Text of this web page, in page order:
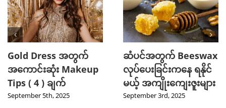
Gold Dress အတွက်
အကောင်းဆုံး Makeup
Tips ( 4 ) ချက်
September 5th, 2025
ဆံပင်အတွက် Beeswax
လုပ်ပေးခြင်းကနေ ရနိုင်
မယ့် အကျိုးကျေးဇူးများ
September 3rd, 2025